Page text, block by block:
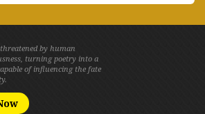
by human
turning poetry into a
of influencing the fate